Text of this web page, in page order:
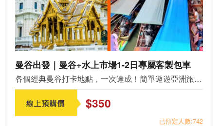
曼谷出發｜曼谷+水上市場1-2日專屬客製包車
各個經典曼谷打卡地點，一次達成！簡單遨遊亞洲旅遊最熱門目...
$350
已預定人數:742